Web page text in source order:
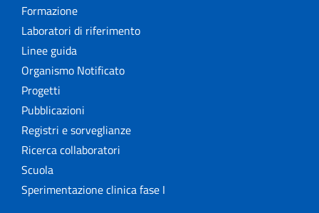
Formazione
Laboratori di riferimento
Linee guida
Organismo Notificato
Progetti
Pubblicazioni
Registri e sorveglianze
Ricerca collaboratori
Scuola
Sperimentazione clinica fase I